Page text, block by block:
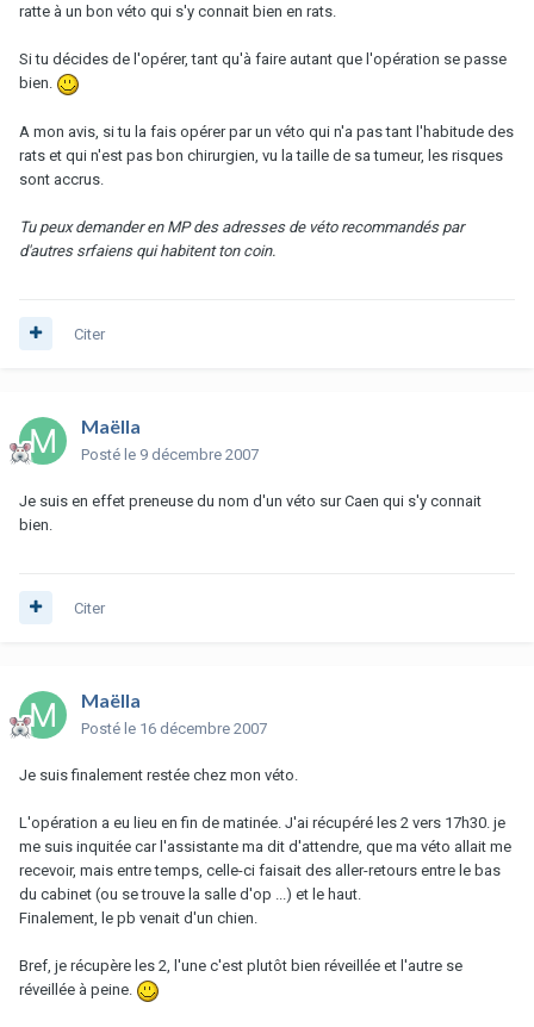
ratte à un bon véto qui s'y connait bien en rats.
Si tu décides de l'opérer, tant qu'à faire autant que l'opération se passe
bien.
A mon avis, si tu la fais opérer par un véto qui n'a pas tant l'habitude des
rats et qui n'est pas bon chirurgien, vu la taille de sa tumeur, les risques
sont accrus.
Tu peux demander en MP des adresses de véto recommandés par
d'autres srfaiens qui habitent ton coin.
Citer
Maëlla
Posté le 9 décembre 2007
Je suis en effet preneuse du nom d'un véto sur Caen qui s'y connait
bien.
Citer
Maëlla
Posté le 16 décembre 2007
Je suis finalement restée chez mon véto.
L'opération a eu lieu en fin de matinée. J'ai récupéré les 2 vers 17h30. je
me suis inquitée car l'assistante ma dit d'attendre, que ma véto allait me
recevoir, mais entre temps, celle-ci faisait des aller-retours entre le bas
du cabinet (ou se trouve la salle d'op ...) et le haut.
Finalement, le pb venait d'un chien.
Bref, je récupère les 2, l'une c'est plutôt bien réveillée et l'autre se
réveillée à peine.